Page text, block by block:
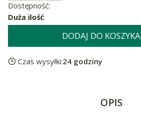
Dostępność:
Duża ilość
DODAJ DO KOSZYKA
Czas wysyłki:24 godziny
OPIS